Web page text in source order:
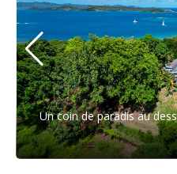
Un coin de paradis au